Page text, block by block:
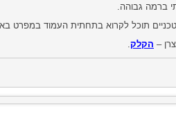
ברמה גבוהה.
תוכל לקרוא בתחתית העמוד במפרט
– הקלק.